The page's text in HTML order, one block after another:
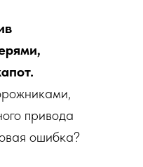
привода
ошибка?